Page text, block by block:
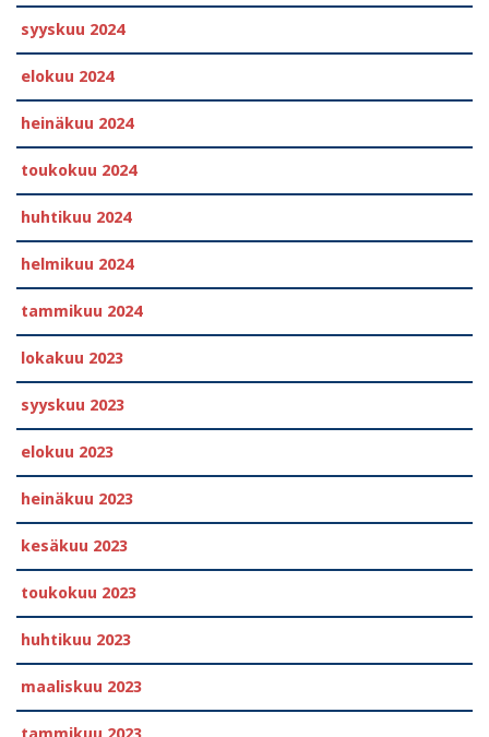
syyskuu 2024
elokuu 2024
heinäkuu 2024
toukokuu 2024
huhtikuu 2024
helmikuu 2024
tammikuu 2024
lokakuu 2023
syyskuu 2023
elokuu 2023
heinäkuu 2023
kesäkuu 2023
toukokuu 2023
huhtikuu 2023
maaliskuu 2023